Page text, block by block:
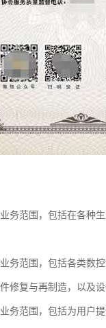
务范围，包括在各种
务范围，包括各类数
修复与再制造，以及
务范围，包括为用户